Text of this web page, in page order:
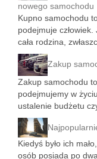
nowego samochodu
Kupno samochodu
podejmuje
cała rodzina,
Zakup
Zakup samochodu
podejmujemy w
ustalenie budżetu
Kiedyś było ich
osób posiada po